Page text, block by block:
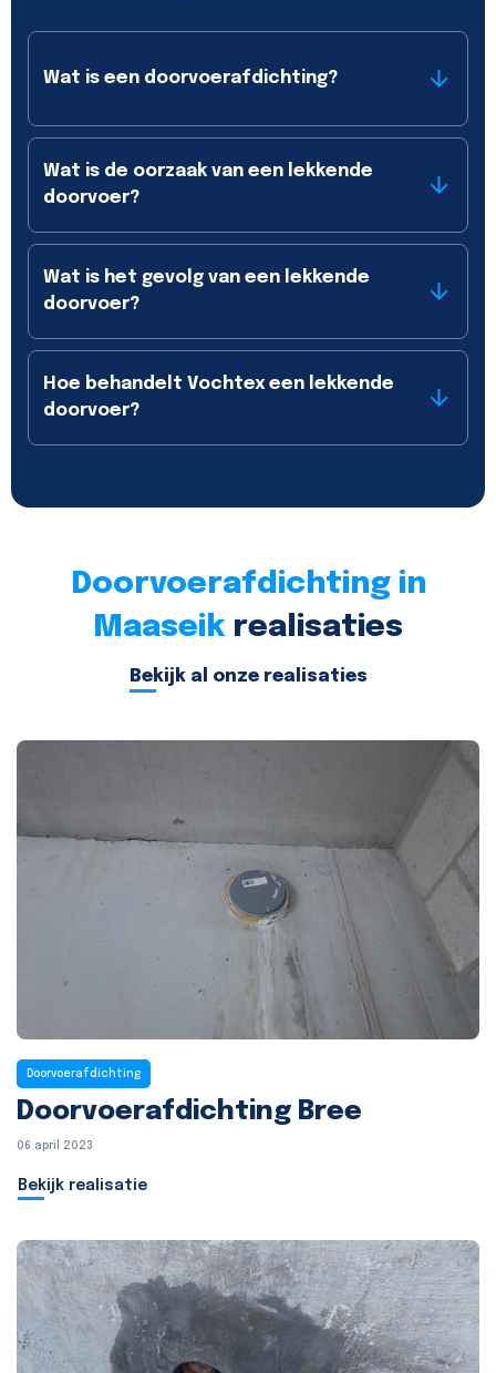
Wat is een doorvoerafdichting?
Wat is de oorzaak van een lekkende
doorvoer?
Wat is het gevolg van een lekkende
doorvoer?
Hoe behandelt Vochtex een lekkende
doorvoer?
Doorvoerafdichting in
Maaseik realisaties
Bekijk al onze realisaties
Doorvoerafdichting
Doorvoerafdichting Bree
06 april 2023
Bekijk realisatie